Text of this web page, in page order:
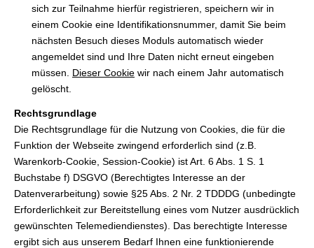
sich zur Teilnahme hierfür registrieren, speichern wir in
einem Cookie eine Identifikationsnummer, damit Sie beim
nächsten Besuch dieses Moduls automatisch wieder
angemeldet sind und Ihre Daten nicht erneut eingeben
müssen. Dieser Cookie wir nach einem Jahr automatisch
gelöscht.
Rechtsgrundlage
Die Rechtsgrundlage für die Nutzung von Cookies, die für die
Funktion der Webseite zwingend erforderlich sind (z.B.
Warenkorb-Cookie, Session-Cookie) ist Art. 6 Abs. 1 S. 1
Buchstabe f) DSGVO (Berechtigtes Interesse an der
Datenverarbeitung) sowie §25 Abs. 2 Nr. 2 TDDDG (unbedingte
Erforderlichkeit zur Bereitstellung eines vom Nutzer ausdrücklich
gewünschten Telemediendienstes). Das berechtigte Interesse
ergibt sich aus unserem Bedarf Ihnen eine funktionierende